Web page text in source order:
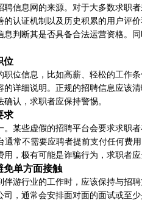
信息网的来源。对于大多数求职
认证机制以及历史积累的用户评
息判断其是否具备合法运营资格。
位
位信息，比如高薪、轻松的工作
的详细说明。正规的招聘信息应该
认，求职者应保持警惕。
求
某些虚假的招聘平台会要求求职
通常不需要应聘者提前支付任何费
，极有可能是诈骗行为，求职者
免单方面接触
游行业的工作时，应该保持与招
，通常会安排面对面的面试或至